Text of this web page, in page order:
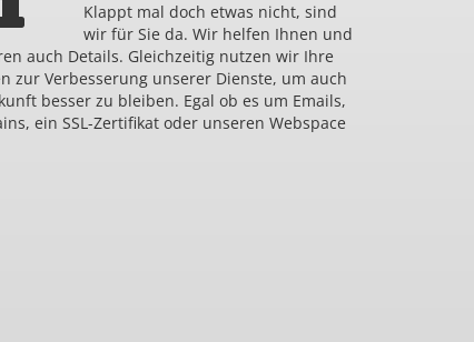
Klappt mal doch etwas nicht, sind
wir für Sie da. Wir helfen Ihnen und
auch Details. Gleichzeitig nutzen wir Ihre
zur Verbesserung unserer Dienste, um auch
besser zu bleiben. Egal ob es um Emails,
ein SSL-Zertifikat oder unseren Webspace